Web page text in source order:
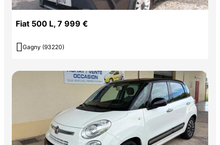
Fiat 500 L, 7 999 €
 Gagny (93220)